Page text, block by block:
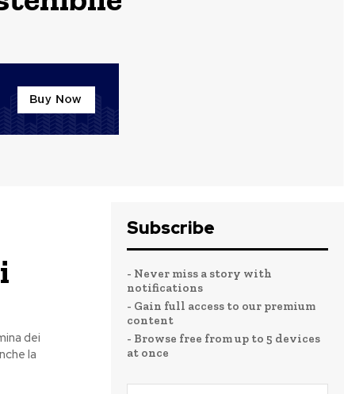
dei
la
Subscribe
- Never miss a story with
notifications
- Gain full access to our premium
content
- Browse free from up to 5 devices
at once